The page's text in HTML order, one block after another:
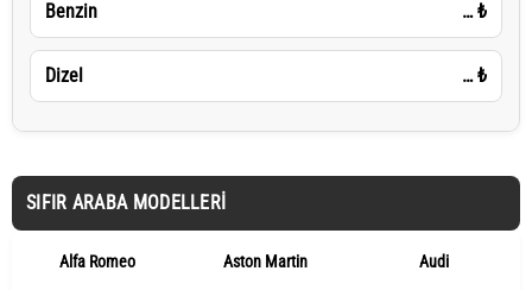
Benzin … ₺
Dizel … ₺
SIFIR ARABA MODELLERI
Alfa Romeo Aston Martin Audi